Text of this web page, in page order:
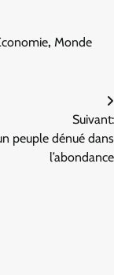
, Monde
Suivant:
peuple dénué dans
l’abondance